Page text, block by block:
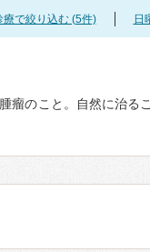
療で絞り込む (5件) 日
瘤のこと。自然に治